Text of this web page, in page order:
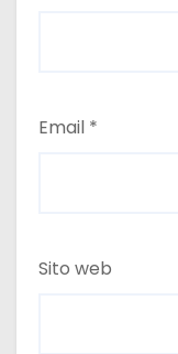
Email *
Sito web